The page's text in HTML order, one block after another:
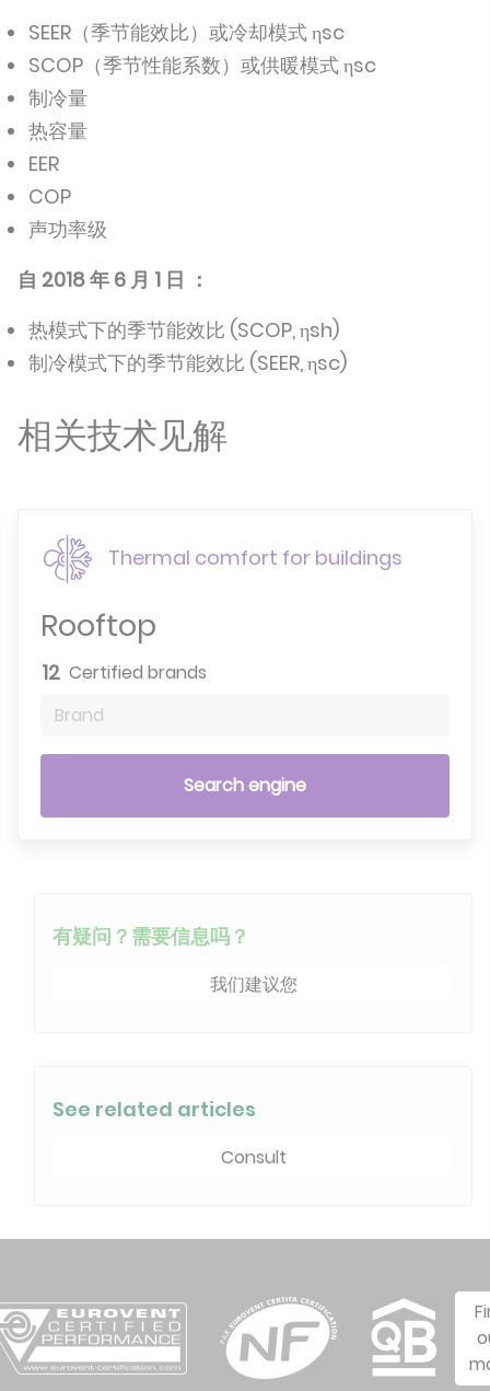
SEER（季节能效比）或冷却模式 ηsc
SCOP（季节性能系数）或供暖模式 ηsc
制冷量
热容量
EER
COP
声功率级
自 2018 年 6 月 1 日 ：
热模式下的季节能效比 (SCOP, ηsh)
制冷模式下的季节能效比 (SEER, ηsc)
相关技术见解
Thermal comfort for buildings
Rooftop
12 Certified brands
Brand
Search engine
有疑问？需要信息吗？
我们建议您
See related articles
Consult